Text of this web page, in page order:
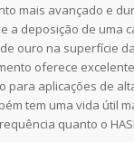
mais avançado e
a deposição de uma
ouro na superfície
oferece
para aplicações de
tem uma vida útil
quanto o